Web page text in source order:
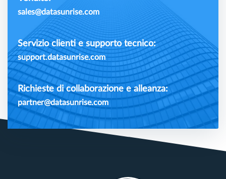
sales@datasunrise.com
Servizio clienti e supporto tecnico:
support.datasunrise.com
Richieste di collaborazione e alleanza:
partner@datasunrise.com